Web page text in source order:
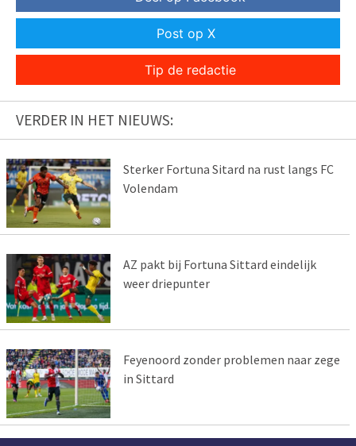
Post op X
Tip de redactie
VERDER IN HET NIEUWS:
Sterker Fortuna Sitard na rust langs FC
Volendam
AZ pakt bij Fortuna Sittard eindelijk
weer driepunter
Feyenoord zonder problemen naar zege
in Sittard